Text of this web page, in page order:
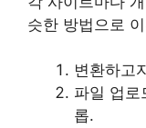
슷한 방법으로
변환하고
파일 업로
롭.